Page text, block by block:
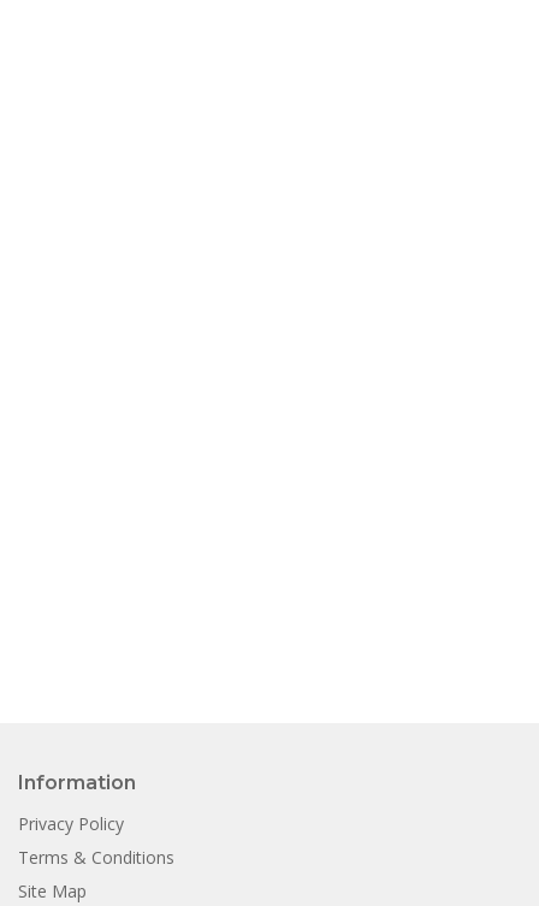
Information
Privacy Policy
Terms & Conditions
Site Map